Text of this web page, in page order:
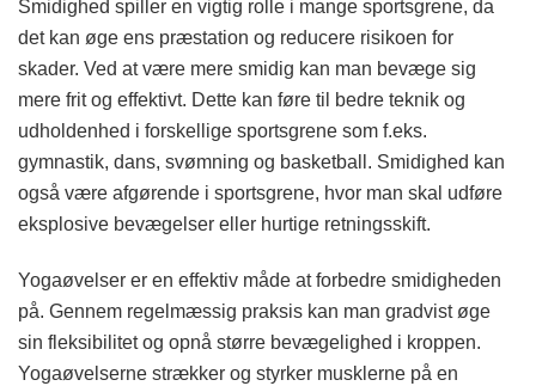
Smidighed spiller en vigtig rolle i mange sportsgrene, da
det kan øge ens præstation og reducere risikoen for
skader. Ved at være mere smidig kan man bevæge sig
mere frit og effektivt. Dette kan føre til bedre teknik og
udholdenhed i forskellige sportsgrene som f.eks.
gymnastik, dans, svømning og basketball. Smidighed kan
også være afgørende i sportsgrene, hvor man skal udføre
eksplosive bevægelser eller hurtige retningsskift.
Yogaøvelser er en effektiv måde at forbedre smidigheden
på. Gennem regelmæssig praksis kan man gradvist øge
sin fleksibilitet og opnå større bevægelighed i kroppen.
Yogaøvelserne strækker og styrker musklerne på en